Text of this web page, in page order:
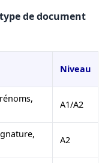
type de document
Niveau
A1/A2
A2